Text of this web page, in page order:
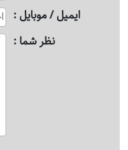
ایمیل / موبایل
نظر شما